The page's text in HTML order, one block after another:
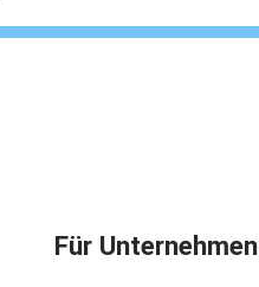
Für Unternehmen